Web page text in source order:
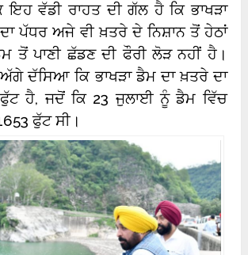
ਇਹ ਵੱਡੀ ਰਾਹਤ ਦੀ ਗੱਲ ਹੈ ਕਿ ਭਾਖੜਾ
ਪੱਧਰ ਅਜੇ ਵੀ ਖ਼ਤਰੇ ਦੇ ਨਿਸ਼ਾਨ ਤੋਂ ਹੇਠਾਂ
ਪਾਣੀ ਛੱਡਣ ਦੀ ਫੌਰੀ ਲੋੜ ਨਹੀਂ ਹੈ।
ਦੱਸਿਆ ਕਿ ਭਾਖੜਾ ਡੈਮ ਦਾ ਖ਼ਤਰੇ ਦਾ
ਫੁੱਟ ਹੈ, ਜਦੋਂ ਕਿ 23 ਜੁਲਾਈ ਨੂੰ ਡੈਮ ਵਿੱਚ
ਫੁੱਟ ਸੀ।